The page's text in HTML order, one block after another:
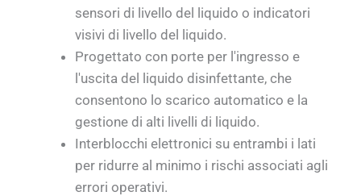
sensori di livello del liquido o indicatori
visivi di livello del liquido.
Progettato con porte per l'ingresso e
l'uscita del liquido disinfettante, che
consentono lo scarico automatico e la
gestione di alti livelli di liquido.
Interblocchi elettronici su entrambi i lati
per ridurre al minimo i rischi associati agli
errori operativi.